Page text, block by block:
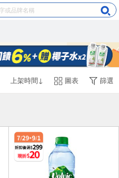
上架時間↓ 圖表 篩選